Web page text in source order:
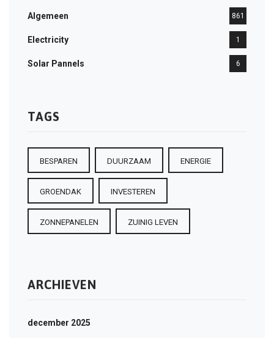
Algemeen 861
Electricity 1
Solar Pannels 6
TAGS
BESPAREN DUURZAAM ENERGIE
GROENDAK INVESTEREN
ZONNEPANELEN ZUINIG LEVEN
ARCHIEVEN
december 2025